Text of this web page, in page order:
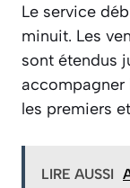
Le service
minuit. Les
sont étendus
accompagner
les premiers
LIRE AUSSI